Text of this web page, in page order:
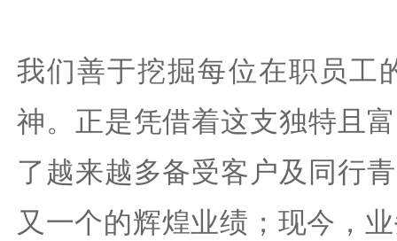
我们善于挖掘每位在职员工
神。正是凭借着这支独特且
了越来越多备受客户及同行
又一个的辉煌业绩；现今，